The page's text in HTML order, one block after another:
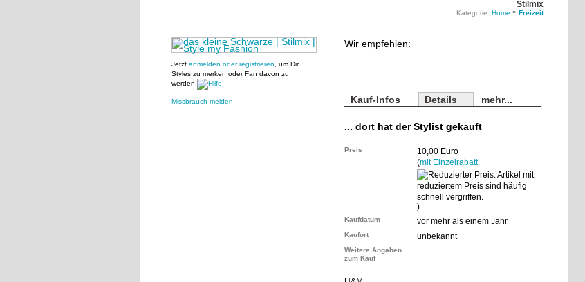
Stilmix
Kategorie: Home » Freizeit
Jetzt anmelden oder registrieren , um Dir
Styles zu merken oder Fan davon zu
werden.
Missbrauch melden
Wir empfehlen:
Kauf-Infos Details mehr...
... dort hat der Stylist gekauft
Preis
10,00 Euro
(mit Einzelrabatt
)
Kaufdatum vor mehr als einem Jahr
Kaufort unbekannt
Weitere Angaben
zum Kauf